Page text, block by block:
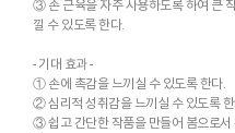
③ 손 근육을 자주 사용하도록 하여 큰
낄 수 있도록 한다.
- 기대 효과 -
① 손에 촉감을 느끼실 수 있도록 한다.
② 심리적 성취감을 느끼실 수 있도록 한
③ 쉽고 간단한 작품을 만들어 봄으로서